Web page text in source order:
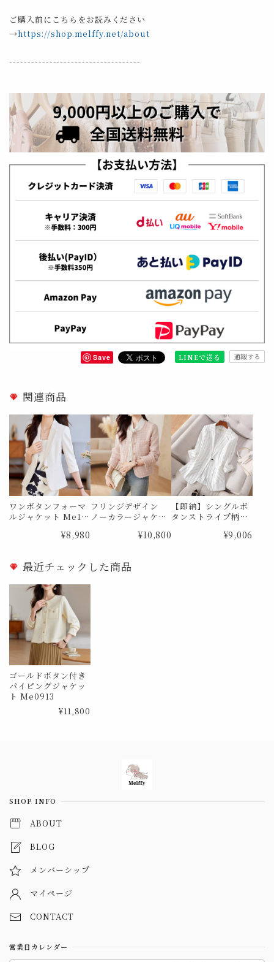
ご購入前にこちらをお読みください
→https://shop.melffy.net/about
------------------------------------
Save LINEで送る 通報する
関連商品
ワンボタンフォーマ
ルジャケット Me11
¥8,980
フリンジデザイン
ノーカラージャケッ
¥10,800
【即納】シングルボ
タンストライプ柄
ト Me1089 Mサイ
¥9,006
最近チェックした商品
ゴールドボタン付き
パイピングジャケッ
ト Me0913
¥11,800
SHOP INFO
ABOUT
BLOG
メンバーシップ
マイページ
CONTACT
営業日カレンダー